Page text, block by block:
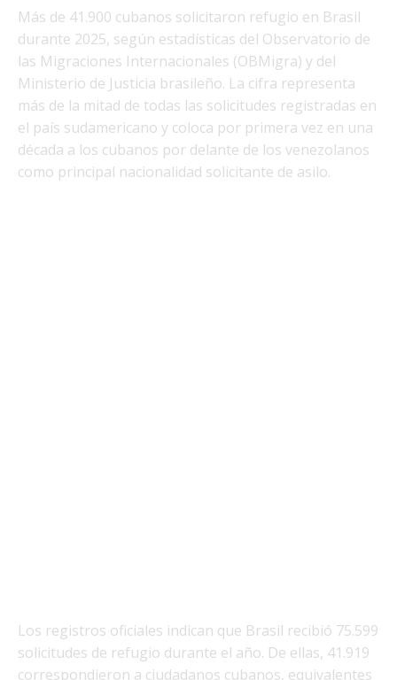
Más de 41.900 cubanos solicitaron refugio en Brasil
durante 2025, según estadísticas del Observatorio de
las Migraciones Internacionales (OBMigra) y del
Ministerio de Justicia brasileño. La cifra representa
más de la mitad de todas las solicitudes registradas en
el país sudamericano y coloca por primera vez en una
década a los cubanos por delante de los venezolanos
como principal nacionalidad solicitante de asilo.
Los registros oficiales indican que Brasil recibió 75.599
solicitudes de refugio durante el año. De ellas, 41.919
correspondieron a ciudadanos cubanos, equivalentes